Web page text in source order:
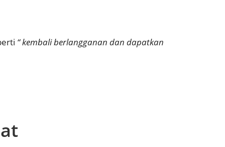
“ kembali berlangganan dan dapatkan